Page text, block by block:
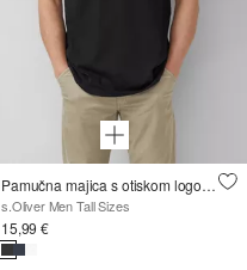
Pamučna majica s otiskom logotipa i V-izrezom
s.Oliver Men Tall Sizes
15,99 €